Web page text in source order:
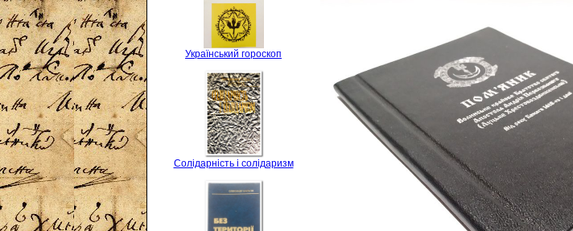
Український гороскоп
Солідарність і солідаризм